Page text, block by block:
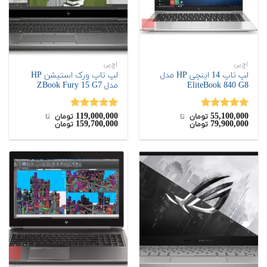
اچ‌پی
لپ تاپ 14 اینچی HP مدل
EliteBook 840 G8
نمره5.00
از 5
55,100,000 تومان ‌ تا ‌
79,900,000 تومان
اچ‌پی
لپ تاپ ورک استیشن HP
مدل ZBook Fury 15 G7
نمره5.00
از 5
119,000,000 تومان ‌ تا ‌
159,700,000 تومان